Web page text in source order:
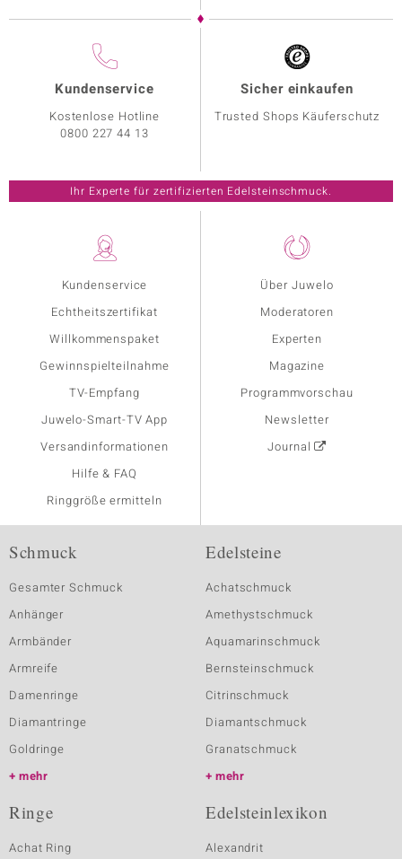
Kundenservice
Echtheitszertifikat
Willkommenspaket
Gewinnspielteilnahme
TV-Empfang
Juwelo-Smart-TV App
Versandinformationen
Hilfe & FAQ
Ringgröße ermitteln
Über Juwelo
Moderatoren
Experten
Magazine
Programmvorschau
Newsletter
Journal
Kundenservice
Kostenlose Hotline
0800 227 44 13
Sicher einkaufen
Trusted Shops Käuferschutz
Ihr Experte für zertifizierten Edelsteinschmuck.
Schmuck
Gesamter Schmuck
Anhänger
Armbänder
Armreife
Damenringe
Diamantringe
Goldringe
mehr
Edelsteine
Achatschmuck
Amethystschmuck
Aquamarinschmuck
Bernsteinschmuck
Citrinschmuck
Diamantschmuck
Granatschmuck
mehr
Ringe
Achat Ring
Edelsteinlexikon
Alexandrit